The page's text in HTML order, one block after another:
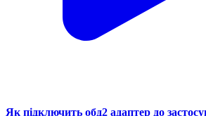
Як підключить обд2 адаптер до